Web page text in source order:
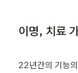
이명, 치료
22년간의 기능